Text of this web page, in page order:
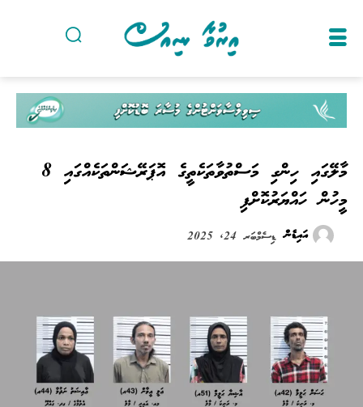
މާލޭގައި ހިންގި މަސްތުވާތަކެތީގެ އޮޕަރޭޝަންތަކެއްގައި 8
މީހުން ހައްޔަރުކޮށްފި
އައިޑެން ޑިސެމްބަރ 24, 2025